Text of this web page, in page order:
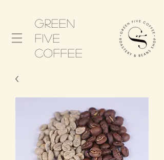
Green
five
​coffee